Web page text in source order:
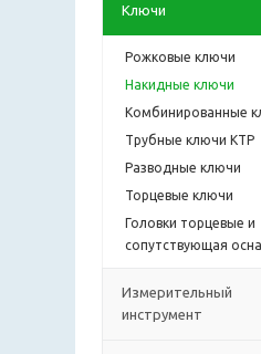
Ключи
Рожковые ключи
Накидные ключи
Комбинированные
Трубные ключи КТР
Разводные ключи
Торцевые ключи
Головки торцевые и
сопутствующая
Измерительный
инструмент